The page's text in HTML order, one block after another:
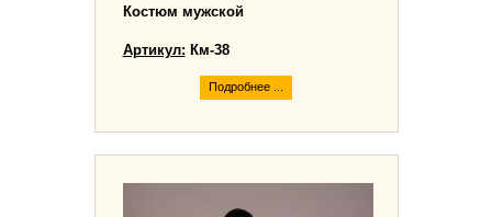
Костюм мужской
Артикул: Км-38
Подробнее ...